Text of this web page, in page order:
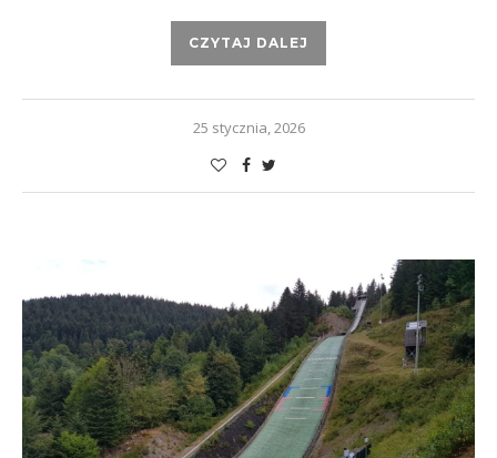
CZYTAJ DALEJ
25 stycznia, 2026